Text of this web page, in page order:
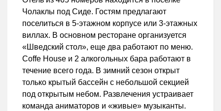
Чолаклы под Сиде. Гостям предлагают
поселиться в 5-этажном корпусе или 3-этажных
виллах. В основном ресторане организуется
«Шведский стол», еще два работают по меню.
Coffe House и 2 алкогольных бара работают в
течение всего года. В зимний сезон открыт
только крытый бассейн с небольшой секцией
под открытым небом. Развлечения устраивает
команда аниматоров и «живые» музыканты.